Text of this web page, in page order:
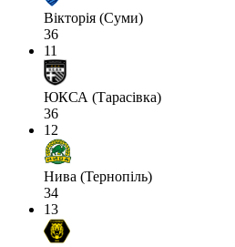
Вікторія (Суми)
36
11
ЮКСА (Тарасівка)
36
12
Нива (Тернопіль)
34
13